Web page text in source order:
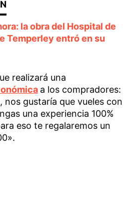
la obra del Hospital de
Temperley entró en su
realizará una
a los compradores:
nos gustaría que vueles con
una experiencia 100%
eso te regalaremos un